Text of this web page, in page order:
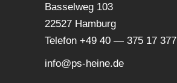
Bas­sel­weg 103
22527 Hamburg
Tele­fon +49 40 — 375 17 377
info@ps-heine.de